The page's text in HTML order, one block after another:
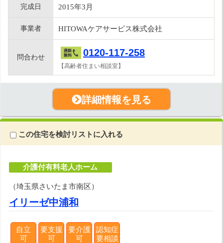
完成日 2015年3月
事業者 HITOWAケアサービス株式会社
問合わせ 0120-117-258
【高齢者住まい相談室】
詳細情報を見る
この住宅を検討リストに入れる
介護付有料老人ホーム
（埼玉県さいたま市南区）
イリーゼ中浦和
自立
可
要支援
可
要介護
可
認知症
要相談